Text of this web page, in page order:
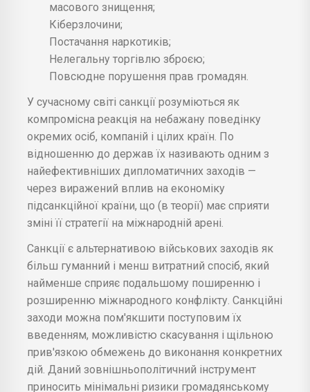
масового знищення;
Кіберзлочини;
Постачання наркотиків;
Нелегальну торгівлю зброєю;
Повсюдне порушення прав громадян.
У сучасному світі санкції розуміються як
компромісна реакція на небажану поведінку
окремих осіб, компаній і цілих країн. По
відношенню до держав їх називають одним з
найефективніших дипломатичних заходів —
через виражений вплив на економіку
підсанкційної країни, що (в теорії) має сприяти
зміні її стратегії на міжнародній арені.
Санкції є альтернативою військових заходів як
більш гуманний і менш витратний спосіб, який
найменше сприяє подальшому поширенню і
розширенню міжнародного конфлікту. Санкційні
заходи можна пом'якшити поступовим їх
введенням, можливістю скасування і щільною
прив'язкою обмежень до виконання конкретних
дій. Даний зовнішньополітичний інструмент
приносить мінімальні ризики громадянському